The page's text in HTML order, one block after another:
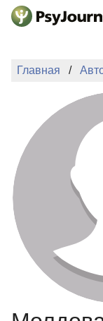
Перейти к
Главная